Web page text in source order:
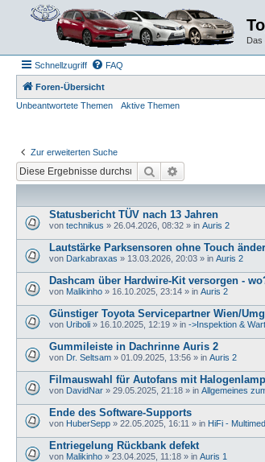
Das
Schnellzugriff FAQ
Foren-Übersicht
Unbeantwortete Themen
Aktive Themen
Zur erweiterten Suche
Suche
Statusbericht TÜV nach 13 Jahren
von technikus » 26.04.2026, 08:32 » in Auris 2
Lautstärke Parksensoren ohne Touch
von Darkabraxas » 13.03.2026, 20:03 » in Auris 2
Dashcam über Hardwire-Kit versorgen -
von Malikinho » 16.10.2025, 23:14 » in Auris 2
Günstiger Toyota Servicepartner Wien/
von Uriboli » 16.10.2025, 12:19 » in ->Inspektion &
Gummileiste in Dachrinne Auris 2
von Dr. Seltsam » 01.09.2025, 13:56 » in Auris 2
Filmauswahl für Autofans mit
von DavidNar » 29.05.2025, 21:18 » in Allgemeines
Ende des Software-Supports
von HuberSepp » 22.05.2025, 16:11 » in HiFi -
Entriegelung Rückbank defekt
von Malikinho » 23.04.2025, 11:18 » in Auris 1